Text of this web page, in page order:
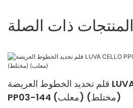
المنتجات ذات الصلة
قلم تحديد الخطوط العريضة LUVA CELLO
PP03-144 (مختلط) (معلب)